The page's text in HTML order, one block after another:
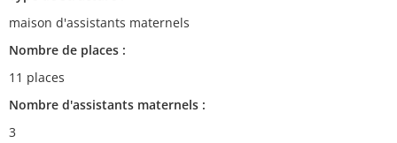
maison d'assistants maternels
Nombre de places :
11 places
Nombre d'assistants maternels :
3